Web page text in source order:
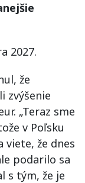
2027.
že
zvýšenie
„Teraz sme
v Poľsku
viete, že dnes
podarilo sa
s tým, že je